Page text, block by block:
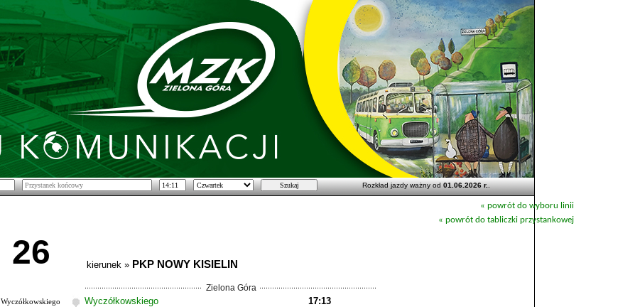
Rozkład jazdy ważny od01.06.2026 r..
« powrót do wyboru linii
« powrót do tabliczki przystankowej
26 kierunek » PKP NOWY KISIELIN
Zielona Góra
Wyczółkowskiego Wyczółkowskiego 17:13